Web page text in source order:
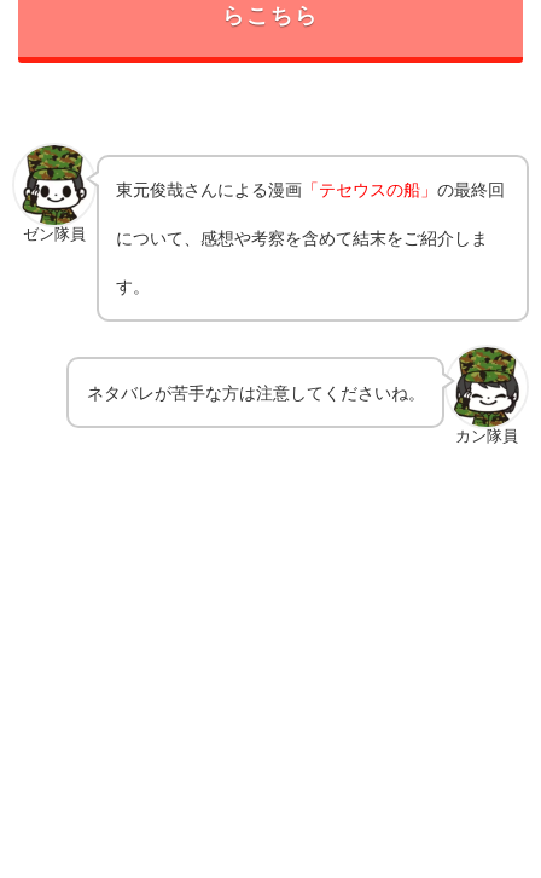
らこちら
ゼン隊員
東元俊哉さんによる漫画 「テセウスの船」の最終回
について、感想や考察を含めて結末をご紹介しま
す。
カン隊員
ネタバレが苦手な方は注意してくださいね。